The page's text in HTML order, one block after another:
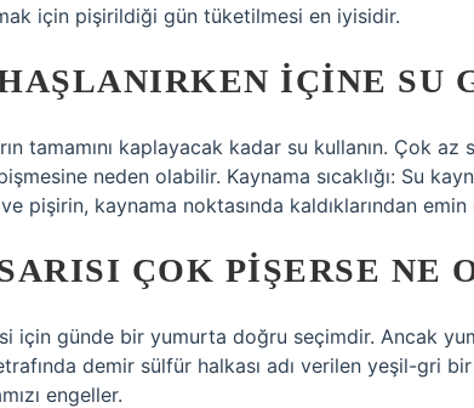
için pişirildiği gün tüketilmesi en iyisidir.
IÇINE SU
tamamını kaplayacak kadar su kullanın. Çok az
neden olabilir. Kaynama sıcaklığı: Su
pişirin, kaynama noktasında kaldıklarından emin
ÇOK PIŞERSE NE
için günde bir yumurta doğru seçimdir. Ancak
etrafında demir sülfür halkası adı verilen yeşil-gri
engeller.